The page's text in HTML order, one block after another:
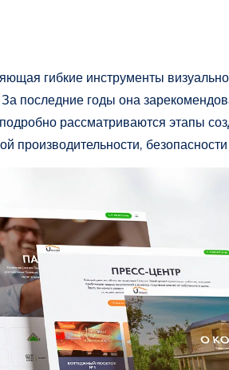
гибкие инструменты
последние годы она
рассматриваются этапы
производительности,